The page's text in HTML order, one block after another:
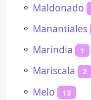
⚬ Maldonado
⚬ Manantiales
⚬ Marindia 1
⚬ Mariscala 2
⚬ Melo 13